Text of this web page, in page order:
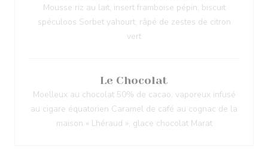
Mousse riz au lait, insert framboise pépin, biscuit
spéculoos Sorbet yahourt, râpé de zestes de citron
vert
Le Chocolat
Moelleux au chocolat 50% de cacao, vaporeux infusé
au cigare équatorien Caramel de café au cognac de la
maison « Lhéraud », glace chocolat Marat